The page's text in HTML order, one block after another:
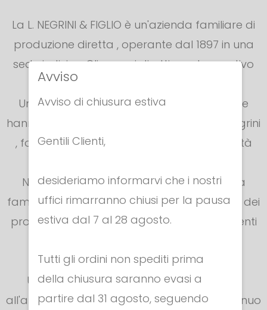
La L. NEGRINI & FIGLIO è un'azienda familiare di
produzione diretta , operante dal 1897 in una
sede indivisa. Gli organi direttivo ed esecutivo
fanno tutti capo alla famiglia Negrini.
Una delle caratteristiche fondamentali che
hanno sempre contraddistinto l'azienda Negrini
, forse proprio la più importante, è la qualità
Negli anni, Negrini Fencing Line è diventata
famosa in Italia e nel Mondo per l'alto livello dei
prodotti creati dalla famiglia e dai dipendenti
Un'altra caratteristica che ha permesso
all'azienda di essere sempre al top, è il continuo
Avviso
Avviso di chiusura estiva
Gentili Clienti,
desideriamo informarvi che i nostri
uffici rimarranno chiusi per la pausa
estiva dal 7 al 28 agosto.
Tutti gli ordini non spediti prima
della chiusura saranno evasi a
partire dal 31 agosto, seguendo